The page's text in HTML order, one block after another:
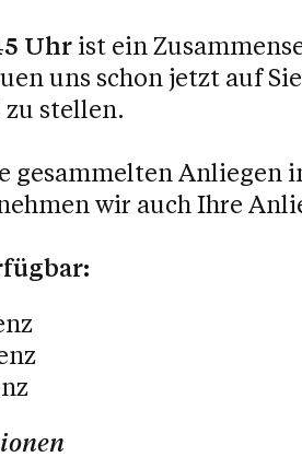
Uhr ist ein
uns schon jetzt auf
zu stellen.
Anliegen
wir auch Ihre